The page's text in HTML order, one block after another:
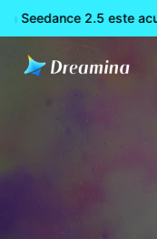
Seedance 2.5 este
Acasă Creează